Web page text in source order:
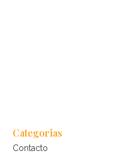
Categorias
Contacto